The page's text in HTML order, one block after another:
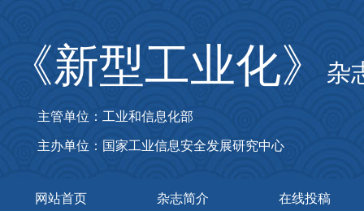
《新型工业化》 杂
主管单位：工业和信息化部
主办单位：国家工业信息安全发展研究中心
网站首页 杂志简介 在线投稿